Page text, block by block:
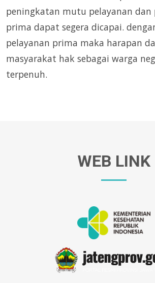
peningkatan mutu pelayanan dan
prima dapat segera dicapai.
pelayanan prima maka harapan
masyarakat hak sebagai warga
terpenuh.
WEB LINK